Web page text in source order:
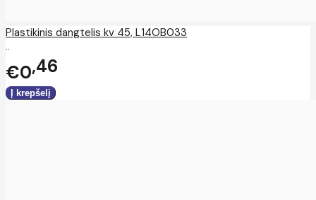
Plastikinis dangtelis kv 45, L14OB033
..
€0 46